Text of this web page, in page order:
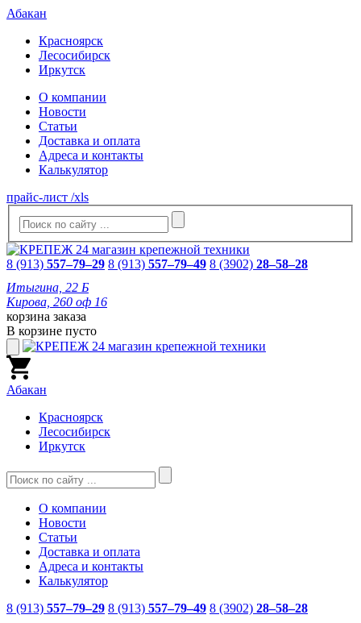
Абакан
Красноярск
Лесосибирск
Иркутск
О компании
Новости
Статьи
Доставка и оплата
Адреса и контакты
Калькулятор
прайс-лист /xls
8 (913) 557–79–29 8 (913) 557–79–49 8 (3902) 28–58–28
Итыгина, 22 Б
Кирова, 260 оф 16
корзина заказа
В корзине пусто
Абакан
Красноярск
Лесосибирск
Иркутск
О компании
Новости
Статьи
Доставка и оплата
Адреса и контакты
Калькулятор
8 (913) 557–79–29 8 (913) 557–79–49 8 (3902) 28–58–28